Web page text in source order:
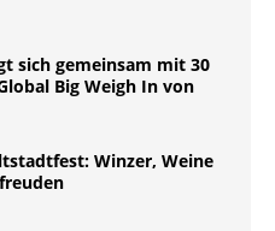
sich gemeinsam mit 30
Big Weigh In von
Winzer, Weine